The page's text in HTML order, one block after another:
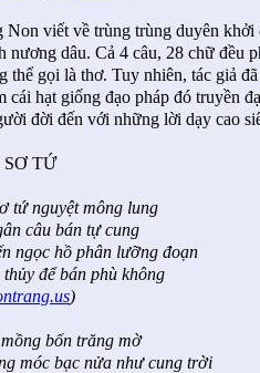
Non viết về trùng trùng duyên
nương dâu. Cả 4 câu, 28 chữ đều
thể gọi là thơ. Tuy nhiên, tác giả
cái hạt giống đạo pháp đó truyền
đời đến với những lời dạy cao
SƠ TỨ
tứ nguyệt mông lung
câu bán tự cung
ngọc hồ phân lưỡng đoạn
để bán phù không
)
bốn trăng mờ
móc bạc nửa như cung trời